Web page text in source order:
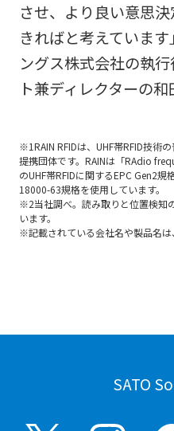
させ、より良い意思
きればと考えていま
ングス株式会社の執
ト兼ディレクターの和
※1RAIN RFIDは、UHF帯RFID技術
提携団体です。RAINは「RAdio
のUHF帯RFIDに関するEPC Gen2
18000-63規格を使用しています。
※2当社調べ。読み取りと位置検知
います。
※記載されている会社名や製品名は
SATO